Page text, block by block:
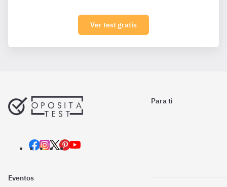
Ver test gratis
Para ti
Eventos